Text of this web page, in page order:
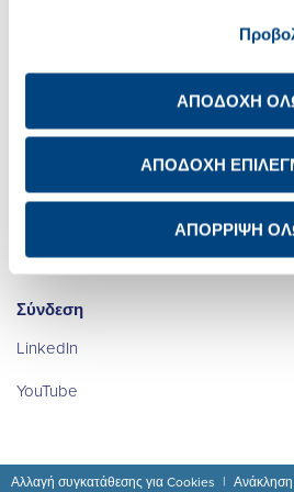
ΑΠΟΔΟΧΗ
ΑΠΟΔΟΧΗ
ΑΠΟΡΡΙΨΗ
Επικοινωνία IR
Διεθνής Παρουσία
των
Avis
Σύνδεση
LinkedIn
YouTube
Αλλαγή συγκατάθεσης για Cookies Ανάκληση